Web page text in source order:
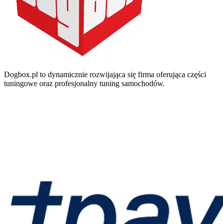
Dogbox.pl to dynamicznie rozwijająca się firma oferująca części
tuningowe oraz profesjonalny tuning samochodów.